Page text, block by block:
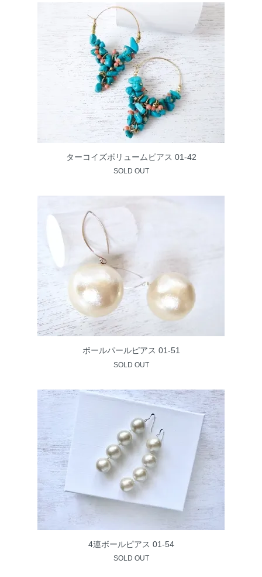
ターコイズボリュームピアス 01-42
SOLD OUT
ボールパールピアス 01-51
SOLD OUT
4連ボールピアス 01-54
SOLD OUT